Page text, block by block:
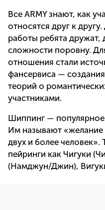
Все ARMY знают, как
относятся друг к
работы ребята дружат,
сложности поровну.
отношения стали
фансервиса —
теорий о
участниками.
Шиппинг —
Им называют
двух и более человек».
пейринги как Чигуки
(Намджун/Джин),